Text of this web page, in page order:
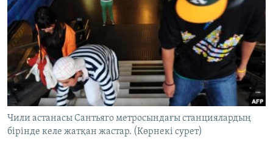
Русский
ЖАЗЫЛЫҢЫЗ
Басқа тілдерде
Чили астанасы Сантьяго метросындағы станциялардың
бірінде келе жатқан жастар. (Көрнекі сурет)